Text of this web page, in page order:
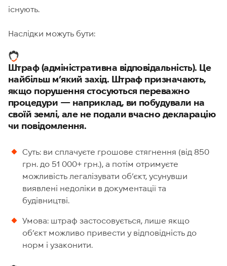
існують.
Наслідки можуть бути:
Штраф (адміністративна відповідальність). Це
найбільш м’який захід. Штраф призначають,
якщо порушення стосуються переважно
процедури — наприклад, ви побудували на
своїй землі, але не подали вчасно декларацію
чи повідомлення.
Суть: ви сплачуєте грошове стягнення (від 850
грн. до 51 000+ грн.), а потім отримуєте
можливість легалізувати об’єкт, усунувши
виявлені недоліки в документації та
будівництві.
Умова: штраф застосовується, лише якщо
об’єкт можливо привести у відповідність до
норм і узаконити.